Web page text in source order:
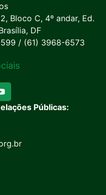
Bloco C, 4º andar, Ed.
DF
/ (61) 3968-6573
Públicas: